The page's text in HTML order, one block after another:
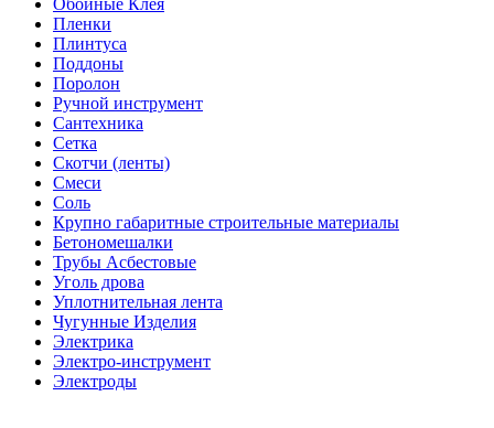
Обойные Клея
Пленки
Плинтуса
Поддоны
Поролон
Ручной инструмент
Сантехника
Сетка
Скотчи (ленты)
Смеси
Соль
Крупно габаритные строительные материалы
Бетономешалки
Трубы Асбестовые
Уголь дрова
Уплотнительная лента
Чугунные Изделия
Электрика
Электро-инструмент
Электроды